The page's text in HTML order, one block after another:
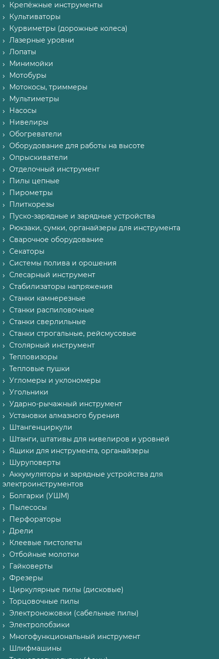
Крепёжные инструменты
Культиваторы
Курвиметры (дорожные колеса)
Лазерные уровни
Лопаты
Минимойки
Мотобуры
Мотокосы, триммеры
Мультиметры
Насосы
Нивелиры
Обогреватели
Оборудование для работы на высоте
Опрыскиватели
Отделочный инструмент
Пилы цепные
Пирометры
Плиткорезы
Пуско-зарядные и зарядные устройства
Рюкзаки, сумки, органайзеры для инструмента
Сварочное оборудование
Секаторы
Системы полива и орошения
Слесарный инструмент
Стабилизаторы напряжения
Станки камнерезные
Станки распиловочные
Станки сверлильные
Станки строгальные, рейсмусовые
Столярный инструмент
Тепловизоры
Тепловые пушки
Угломеры и уклономеры
Угольники
Ударно-рычажный инструмент
Установки алмазного бурения
Штангенциркули
Штанги, штативы для нивелиров и уровней
Ящики для инструмента, органайзеры
Шуруповерты
Аккумуляторы и зарядные устройства для
электроинструментов
Болгарки (УШМ)
Пылесосы
Перфораторы
Дрели
Клеевые пистолеты
Отбойные молотки
Гайковерты
Фрезеры
Циркулярные пилы (дисковые)
Торцовочные пилы
Электроножовки (сабельные пилы)
Электролобзики
Многофункциональный инструмент
Шлифмашины